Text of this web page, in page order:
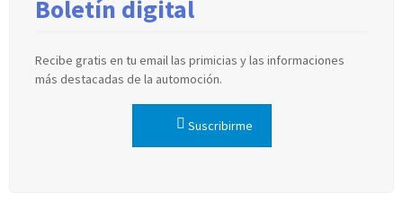
Boletín digital
Recibe gratis en tu email las primicias y las informaciones
más destacadas de la automoción.
Suscribirme